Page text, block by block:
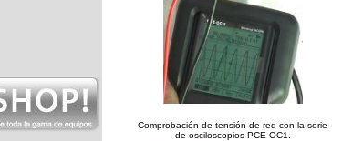
Comprobación de tensión de red con la serie
de osciloscopios PCE-OC1.